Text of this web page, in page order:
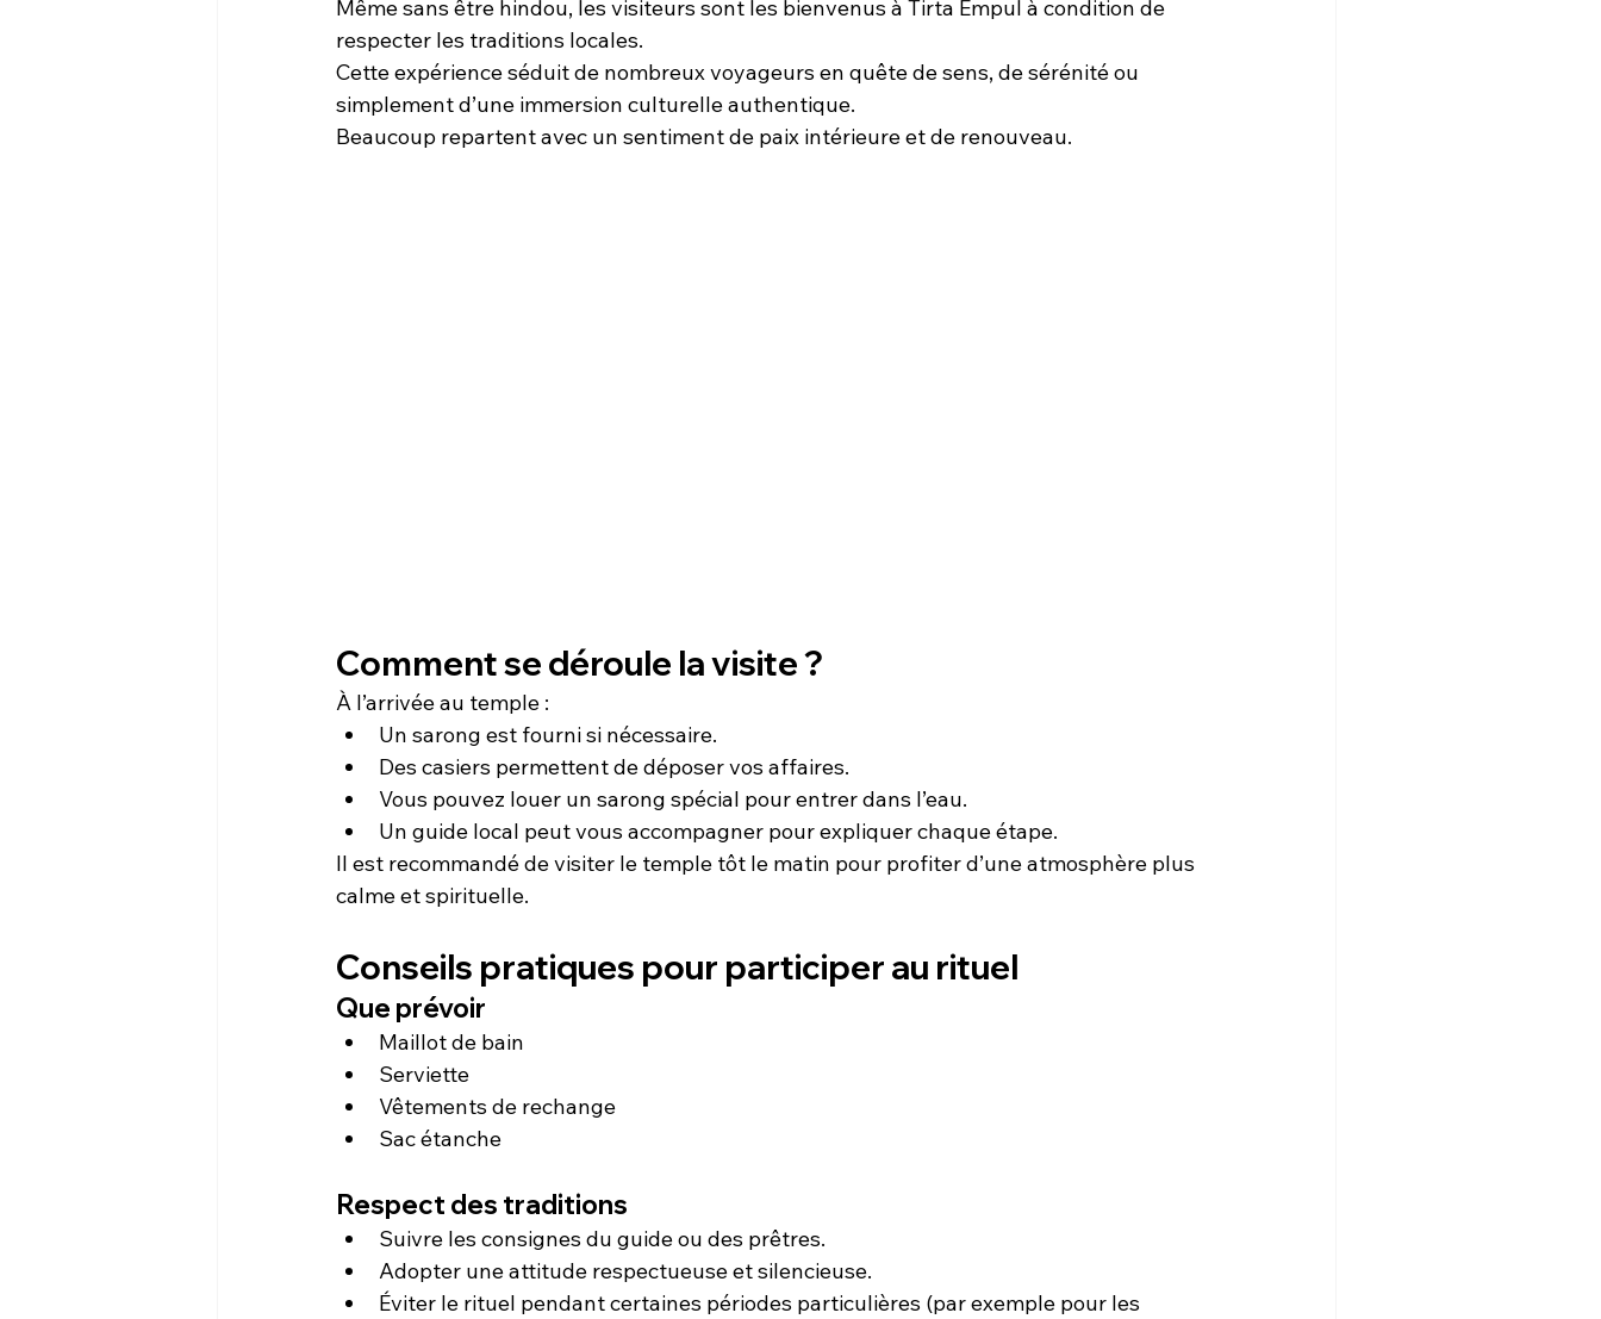
Même sans être hindou, les visiteurs sont les bienvenus à Tirta Empul à condition de
respecter les traditions locales.
Cette expérience séduit de nombreux voyageurs en quête de sens, de sérénité ou
simplement d’une immersion culturelle authentique.
Beaucoup repartent avec un sentiment de paix intérieure et de renouveau.
Comment se déroule la visite ?
À l’arrivée au temple :
Un sarong est fourni si nécessaire.
Des casiers permettent de déposer vos affaires.
Vous pouvez louer un sarong spécial pour entrer dans l’eau.
Un guide local peut vous accompagner pour expliquer chaque étape.
Il est recommandé de visiter le temple tôt le matin pour profiter d’une atmosphère plus
calme et spirituelle.
Conseils pratiques pour participer au rituel
Que prévoir
Maillot de bain
Serviette
Vêtements de rechange
Sac étanche
Respect des traditions
Suivre les consignes du guide ou des prêtres.
Adopter une attitude respectueuse et silencieuse.
Éviter le rituel pendant certaines périodes particulières (par exemple pour les